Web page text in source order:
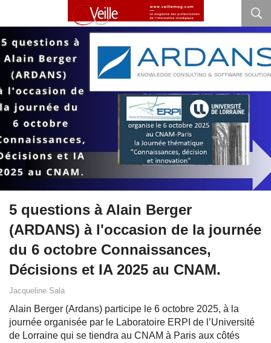
5 questions à Alain Berger
(ARDANS) à l'occasion de la journée
du 6 octobre Connaissances,
Décisions et IA 2025 au CNAM.
Jacqueline Sala
Alain Berger (Ardans) participe le 6 octobre 2025, à la
journée organisée par le Laboratoire ERPI de l’Université
de Lorraine qui se tiendra au CNAM à Paris aux côtés